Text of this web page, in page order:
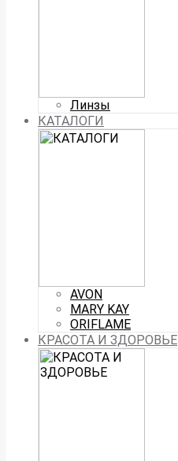
Линзы
КАТАЛОГИ
AVON
MARY KAY
ORIFLAME
КРАСОТА И ЗДОРОВЬЕ